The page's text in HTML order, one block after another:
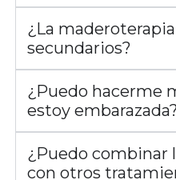
¿La
secundarios?
¿Puedo hacerme
estoy embarazada?
¿Puedo combinar
con otros